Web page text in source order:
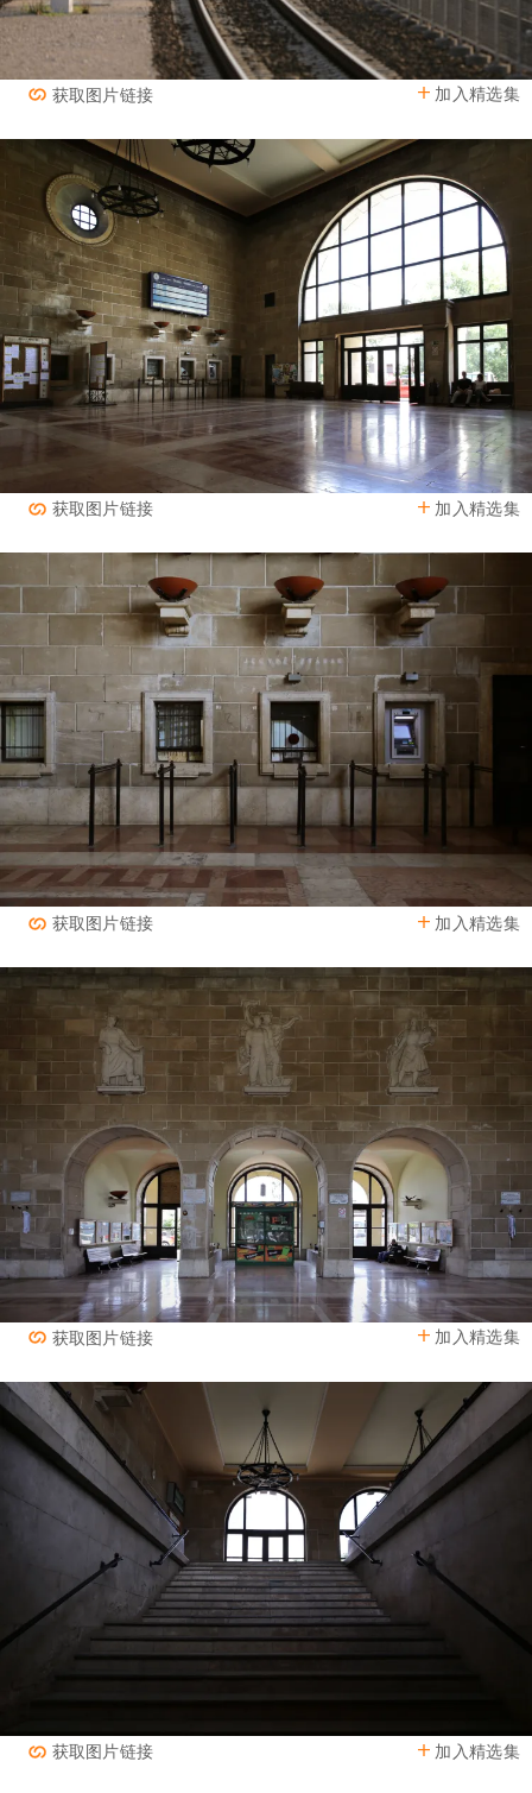
加入精选集
获取图片链接
加入精选集
获取图片链接
加入精选集
获取图片链接
加入精选集
获取图片链接
加入精选集
获取图片链接